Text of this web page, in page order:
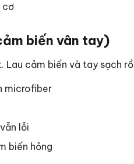
cơ
biến vân tay)
Lau cảm biến và tay sạch
microfiber
lỗi
biến hỏng